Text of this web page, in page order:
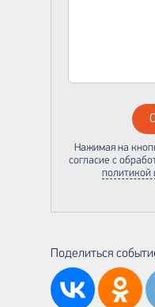
Нажимая на
согласие с
политикой
Поделиться